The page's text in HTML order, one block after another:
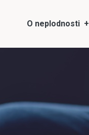
O neplodnosti